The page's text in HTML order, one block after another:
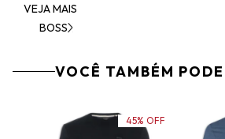
VEJA MAIS
BOSS
VOCÊ TAMBÉM
45% OFF